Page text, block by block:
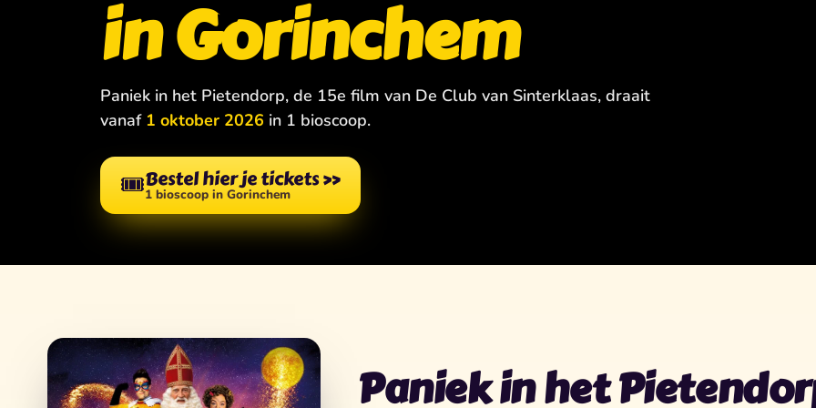
in Gorinchem
Paniek in het Pietendorp, de 15e film van De Club van Sinterklaas, draait
vanaf 1 oktober 2026 in 1 bioscoop.
🎟️Bestel hier je tickets»
1 bioscoop in Gorinchem
Paniek in het